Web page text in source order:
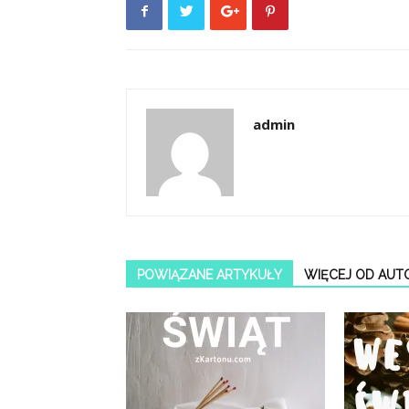
admin
POWIĄZANE ARTYKUŁY WIĘCEJ OD